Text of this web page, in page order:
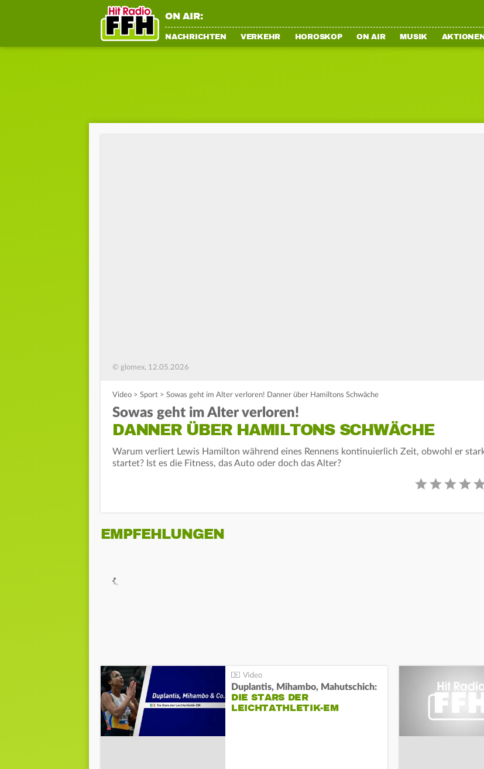
ON AIR:
NACHRICHTEN VERKEHR HOROSKOP ON AIR MUSIK
© glomex, 12.05.2026
Video > Sport > Sowas geht im Alter verloren! Danner über Hamiltons Schwäche
Sowas geht im Alter verloren!
DANNER ÜBER HAMILTONS SCHWÄCHE
Warum verliert Lewis Hamilton während eines Rennens kontinuierlich Zeit, obwohl er
startet? Ist es die Fitness, das Auto oder doch das Alter?
EMPFEHLUNGEN
Duplantis, Mihambo, Mahutschich:
DIE STARS DER
LEICHTATHLETIK-EM